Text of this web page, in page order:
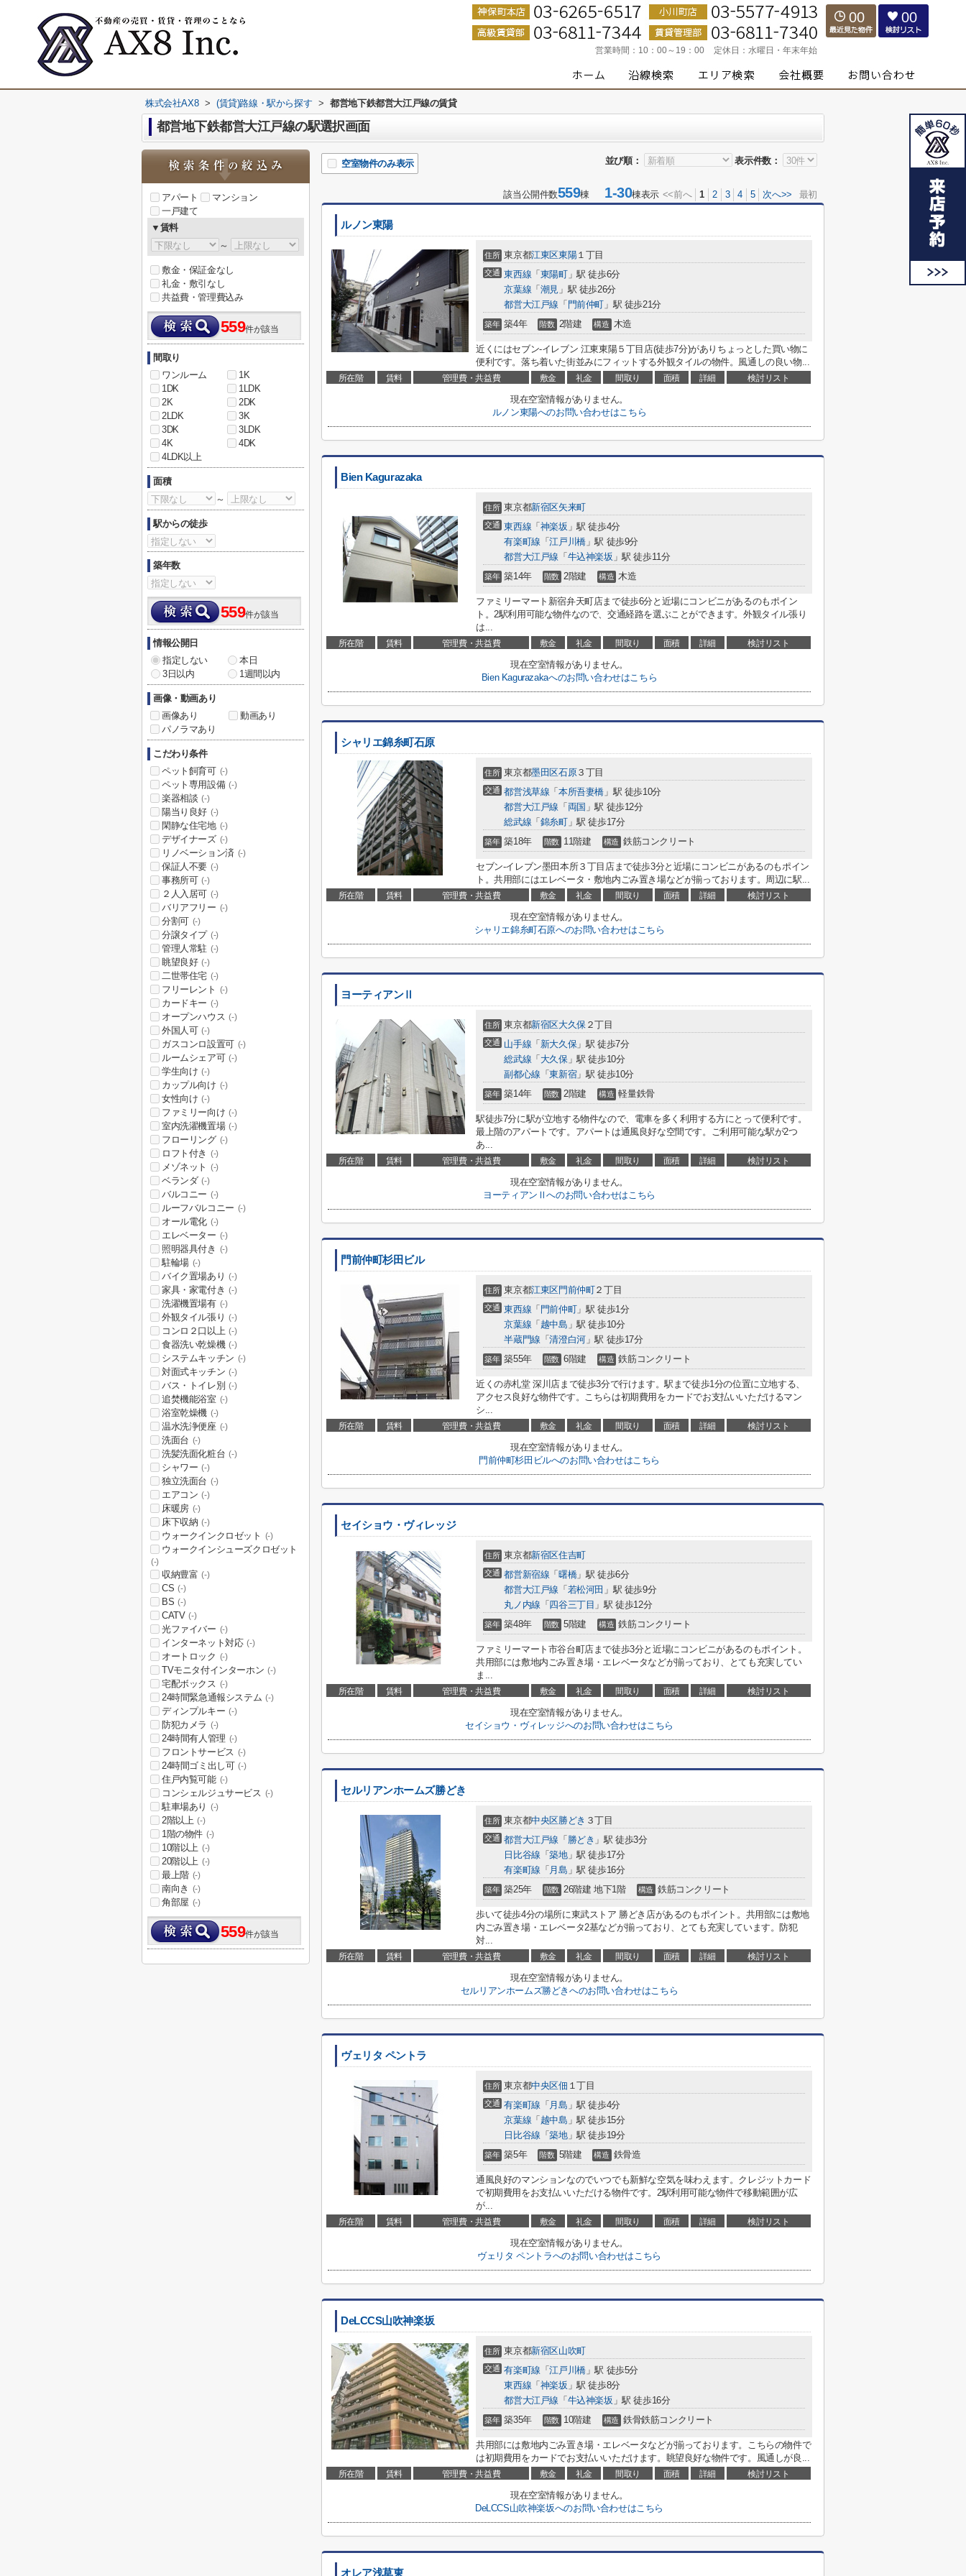
営業時間： 10：00～19：00 定休日： 水曜日・年末年始
00 00
株式会社AX8 > (賃貸)路線・駅から探す > 都営地下鉄都営大江戸線の賃貸
都営地下鉄都営大江戸線の駅選択画面
並び順： 表示件数：
空室物件のみ表示
該当公開件数559棟 1-30棟表示 <<前へ 1 2 3 4 5 次へ>> 最初
ルノン東陽
住所 東京都江東区東陽１丁目
交通 東西線 「 東陽町」駅 徒歩6分
京葉線 「 潮見 」駅 徒歩26分
都営大江戸線 「 門前仲町 」駅 徒歩21分
築年 築4年 階数 2階建 構造 木造
近くにはセブン-イレブン 江東東陽５丁目店(徒歩7分)がありちょっとした買い物に
便利です。落ち着いた街並みにフィットする外観タイルの物件。風通しの良い物...
所在階 賃料 管理費・共益費 敷金 礼金 間取り 面積 詳細 検討リスト
現在空室情報がありません。
ルノン東陽へのお問い合わせはこちら
Bien Kagurazaka
住所 東京都新宿区矢来町
交通 東西線 「 神楽坂 」駅 徒歩4分
有楽町線 「江戸川橋」駅 徒歩9分
都営大江戸線 「 牛込神楽坂 」駅 徒歩11分
築年 築14年 階数 2階建 構造 木造
ファミリーマート新宿弁天町店まで徒歩6分と近場にコンビニがあるのもポイン
ト。2駅利用可能な物件なので、交通経路を選ぶことができます。外観タイル張り
は...
所在階 賃料 管理費・共益費 敷金 礼金 間取り 面積 詳細 検討リスト
現在空室情報がありません。
Bien Kagurazakaへのお問い合わせはこちら
シャリエ錦糸町石原
住所 東京都墨田区石原３丁目
交通 都営浅草線 「 本所吾妻橋 」駅 徒歩10分
都営大江戸線 「 両国 」駅 徒歩12分
総武線 「 錦糸町」駅 徒歩17分
築年 築18年 階数 11階建 構造 鉄筋コンクリート
セブン-イレブン墨田本所３丁目店まで徒歩3分と近場にコンビニがあるのもポイン
ト。共用部にはエレベータ・敷地内ごみ置き場などが揃っております。周辺に駅...
所在階 賃料 管理費・共益費 敷金 礼金 間取り 面積 詳細 検討リスト
現在空室情報がありません。
シャリエ錦糸町石原へのお問い合わせはこちら
ヨーティアンⅡ
住所 東京都新宿区大久保２丁目
交通 山手線 「 新大久保」駅 徒歩7分
総武線 「 大久保」駅 徒歩10分
副都心線 「東新宿」駅 徒歩10分
築年 築14年 階数 2階建 構造 軽量鉄骨
駅徒歩7分に駅が立地する物件なので、電車を多く利用する方にとって便利です。
最上階のアパートです。アパートは通風良好な空間です。ご利用可能な駅が2つ
あ...
所在階 賃料 管理費・共益費 敷金 礼金 間取り 面積 詳細 検討リスト
現在空室情報がありません。
ヨーティアンⅡへのお問い合わせはこちら
門前仲町杉田ビル
住所 東京都江東区門前仲町２丁目
交通 東西線 「 門前仲町」駅 徒歩1分
京葉線 「 越中島 」駅 徒歩10分
半蔵門線 「清澄白河」駅 徒歩17分
築年 築55年 階数 6階建 構造 鉄筋コンクリート
近くの赤札堂 深川店まで徒歩3分で行けます。駅まで徒歩1分の位置に立地する、
アクセス良好な物件です。こちらは初期費用をカードでお支払いいただけるマン
シ...
所在階 賃料 管理費・共益費 敷金 礼金 間取り 面積 詳細 検討リスト
現在空室情報がありません。
門前仲町杉田ビルへのお問い合わせはこちら
セイショウ・ヴィレッジ
住所 東京都新宿区住吉町
交通 都営新宿線 「 曙橋」駅 徒歩6分
都営大江戸線 「 若松河田 」駅 徒歩9分
丸ノ内線 「 四谷三丁目 」駅 徒歩12分
築年 築48年 階数 5階建 構造 鉄筋コンクリート
ファミリーマート市谷台町店まで徒歩3分と近場にコンビニがあるのもポイント。
共用部には敷地内ごみ置き場・エレベータなどが揃っており、とても充実してい
ま...
所在階 賃料 管理費・共益費 敷金 礼金 間取り 面積 詳細 検討リスト
現在空室情報がありません。
セイショウ・ヴィレッジへのお問い合わせはこちら
セルリアンホームズ勝どき
住所 東京都中央区勝どき ３丁目
交通 都営大江戸線 「 勝どき 」駅 徒歩3分
日比谷線 「築地」駅 徒歩17分
有楽町線 「 月島 」駅 徒歩16分
築年 築25年 階数 26階建 地下1階 構造 鉄筋コンクリート
歩いて徒歩4分の場所に東武ストア 勝どき店があるのもポイント。共用部には敷地
内ごみ置き場・エレベータ2基などが揃っており、とても充実しています。防犯
対...
所在階 賃料 管理費・共益費 敷金 礼金 間取り 面積 詳細 検討リスト
現在空室情報がありません。
セルリアンホームズ勝どきへのお問い合わせはこちら
ヴェリタ ペントラ
住所 東京都中央区佃 １丁目
交通 有楽町線 「 月島 」駅 徒歩4分
京葉線 「 越中島 」駅 徒歩15分
日比谷線 「築地」駅 徒歩19分
築年 築5年 階数 5階建 構造 鉄骨造
通風良好のマンションなのでいつでも新鮮な空気を味わえます。クレジットカード
で初期費用をお支払いいただける物件です。2駅利用可能な物件で移動範囲が広
が...
所在階 賃料 管理費・共益費 敷金 礼金 間取り 面積 詳細 検討リスト
現在空室情報がありません。
ヴェリタ ペントラへのお問い合わせはこちら
DeLCCS山吹神楽坂
住所 東京都新宿区山吹町
交通 有楽町線 「江戸川橋」駅 徒歩5分
東西線 「 神楽坂 」駅 徒歩8分
都営大江戸線 「 牛込神楽坂 」駅 徒歩16分
築年 築35年 階数 10階建 構造 鉄骨鉄筋コンクリート
共用部には敷地内ごみ置き場・エレベータなどが揃っております。こちらの物件で
は初期費用をカードでお支払いいただけます。眺望良好な物件です。風通しが良...
所在階 賃料 管理費・共益費 敷金 礼金 間取り 面積 詳細 検討リスト
現在空室情報がありません。
DeLCCS山吹神楽坂へのお問い合わせはこちら
オレア浅草東
アパート
マンション
一戸建て
▼賃料
～
敷金・保証金なし
礼金・敷引なし
共益費・管理費込み
559件が該当
間取り
ワンルーム
1K
1DK
1LDK
2K
2DK
2LDK
3K
3DK
3LDK
4K
4DK
4LDK以上
面積
～
駅からの徒歩
築年数
559件が該当
情報公開日
指定しない
本日
3日以内
1週間以内
画像・動画あり
画像あり
動画あり
パノラマあり
こだわり条件
ペット飼育可 (-)
ペット専用設備 (-)
楽器相談 (-)
陽当り良好 (-)
閑静な住宅地 (-)
デザイナーズ (-)
リノベーション済 (-)
保証人不要 (-)
事務所可 (-)
２人入居可 (-)
バリアフリー (-)
分割可 (-)
分譲タイプ (-)
管理人常駐 (-)
眺望良好 (-)
二世帯住宅 (-)
フリーレント (-)
カードキー (-)
オープンハウス (-)
外国人可 (-)
ガスコンロ設置可 (-)
ルームシェア可 (-)
学生向け (-)
カップル向け (-)
女性向け (-)
ファミリー向け (-)
室内洗濯機置場 (-)
フローリング (-)
ロフト付き (-)
メゾネット (-)
ベランダ (-)
バルコニー (-)
ルーフバルコニー (-)
オール電化 (-)
エレベーター (-)
照明器具付き (-)
駐輪場 (-)
バイク置場あり (-)
家具・家電付き (-)
洗濯機置場有 (-)
外観タイル張り (-)
コンロ２口以上 (-)
食器洗い乾燥機 (-)
システムキッチン (-)
対面式キッチン (-)
バス・トイレ別 (-)
追焚機能浴室 (-)
浴室乾燥機 (-)
温水洗浄便座 (-)
洗面台 (-)
洗髪洗面化粧台 (-)
シャワー (-)
独立洗面台 (-)
エアコン (-)
床暖房 (-)
床下収納 (-)
ウォークインクロゼット (-)
ウォークインシューズクロゼット
(-)
収納豊富 (-)
CS (-)
BS (-)
CATV (-)
光ファイバー (-)
インターネット対応 (-)
オートロック (-)
TVモニタ付インターホン (-)
宅配ボックス (-)
24時間緊急通報システム (-)
ディンプルキー (-)
防犯カメラ (-)
24時間有人管理 (-)
フロントサービス (-)
24時間ゴミ出し可 (-)
住戸内覧可能 (-)
コンシェルジュサービス (-)
駐車場あり (-)
2階以上 (-)
1階の物件 (-)
10階以上 (-)
20階以上 (-)
最上階 (-)
南向き (-)
角部屋 (-)
559件が該当